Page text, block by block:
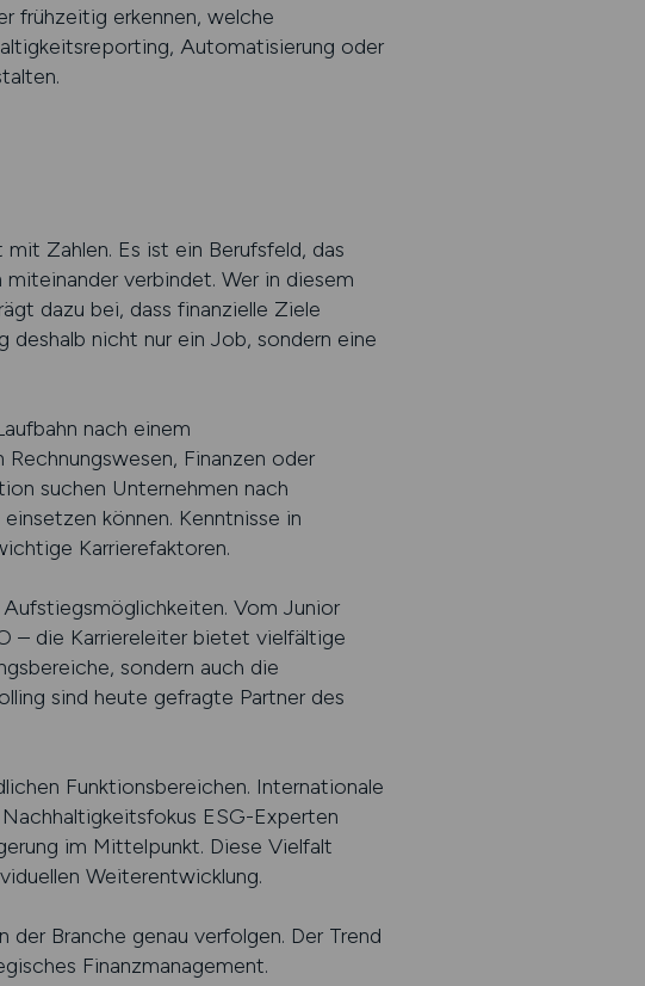
frühzeitig erkennen, welche
Automatisierung oder
Zahlen. Es ist ein Berufsfeld, das
verbindet. Wer in diesem
dazu bei, dass finanzielle Ziele
deshalb nicht nur ein Job, sondern eine
nach einem
Finanzen oder
suchen Unternehmen nach
können. Kenntnisse in
Karrierefaktoren.
Vom Junior
– die Karriereleiter bietet vielfältige
sondern auch die
sind heute gefragte Partner des
Funktionsbereichen. Internationale
ESG-Experten
im Mittelpunkt. Diese Vielfalt
Weiterentwicklung.
Branche genau verfolgen. Der Trend
Finanzmanagement.